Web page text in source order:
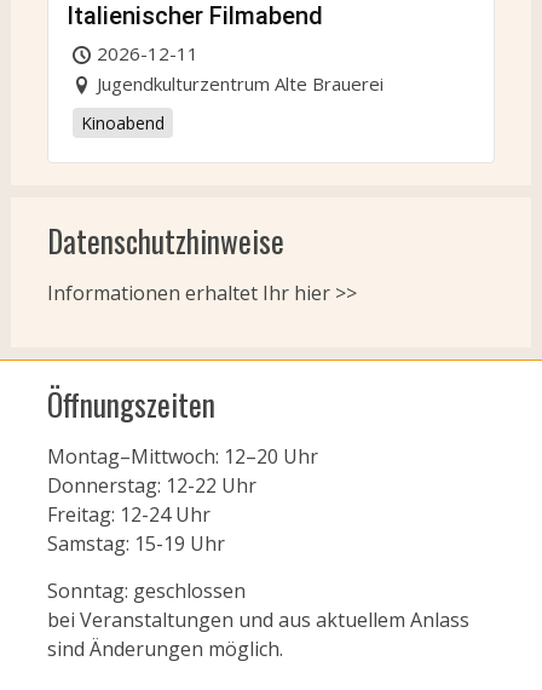
Italienischer Filmabend
2026-12-11
Jugendkulturzentrum Alte Brauerei
Kinoabend
Datenschutzhinweise
Informationen erhaltet Ihr hier >>
Öffnungszeiten
Montag–Mittwoch: 12–20 Uhr
Donnerstag: 12-22 Uhr
Freitag: 12-24 Uhr
Samstag: 15-19 Uhr
Sonntag: geschlossen
bei Veranstaltungen und aus aktuellem Anlass
sind Änderungen möglich.